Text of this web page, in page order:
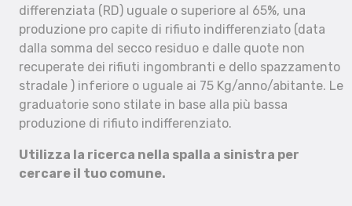
differenziata (RD) uguale o superiore al 65%, una
produzione pro capite di rifiuto indifferenziato (data
dalla somma del secco residuo e dalle quote non
recuperate dei rifiuti ingombranti e dello spazzamento
stradale ) inferiore o uguale ai 75 Kg/anno/abitante. Le
graduatorie sono stilate in base alla più bassa
produzione di rifiuto indifferenziato.
Utilizza la ricerca nella spalla a sinistra per
cercare il tuo comune.